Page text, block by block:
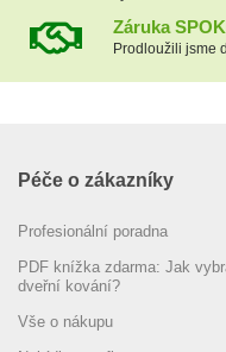
Záruka
Prodloužili jsme
Péče o zákazníky
Profesionální poradna
PDF knížka zdarma: Jak
dveřní kování?
Vše o nákupu